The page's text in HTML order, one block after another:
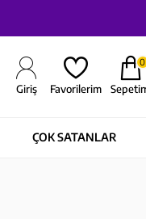
Giriş Favorilerim
0
ÇOK SATANLAR